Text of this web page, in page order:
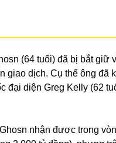
(64 tuổi) đã bị bắt giữ
dịch. Cụ thể ông đã
đại diện Greg Kelly (62
nhận được trong